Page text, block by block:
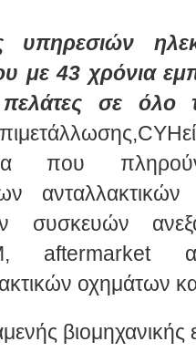
υπηρεσιών
με 43 χρόνια
πελάτες σε όλο
που
ανταλλακτικών
συσκευών
aftermarket
οχημάτων